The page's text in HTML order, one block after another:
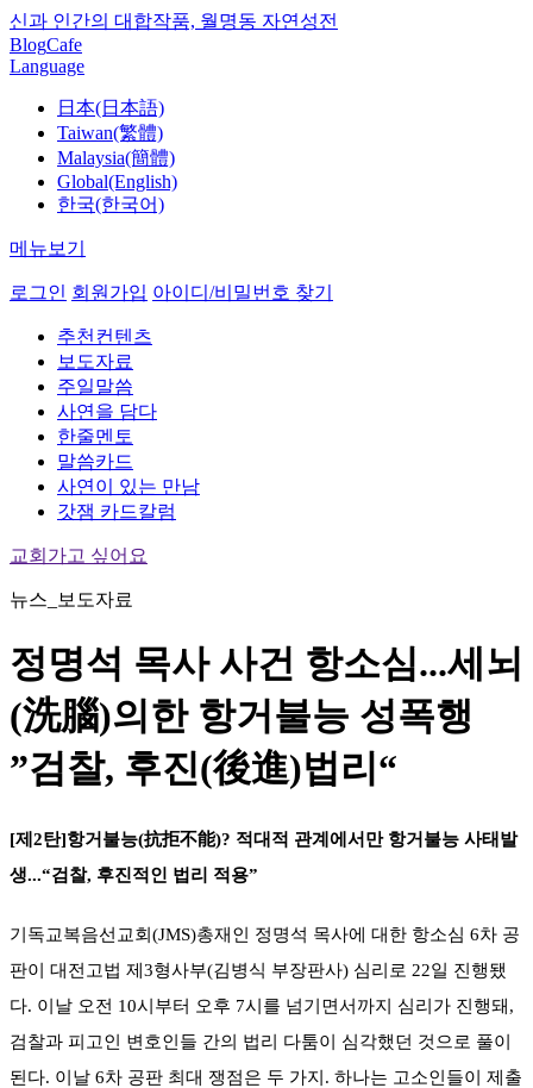
신과 인간의 대합작품, 월명동 자연성전
BlogCafe
Language
日本(日本語)
Taiwan(繁體)
Malaysia(簡體)
Global(English)
한국(한국어)
메뉴보기
로그인 회원가입 아이디/비밀번호 찾기
추천컨텐츠
보도자료
주일말씀
사연을 담다
한줄멘토
말씀카드
사연이 있는 만남
갓잼 카드칼럼
교회가고 싶어요
뉴스_보도자료
정명석 목사 사건 항소심...세뇌
(洗腦)의한 항거불능 성폭행
”검찰, 후진(後進)법리“
[제2탄]항거불능(抗拒不能)? 적대적 관계에서만 항거불능 사태발
생...“검찰, 후진적인 법리 적용”
기독교복음선교회(JMS)총재인 정명석 목사에 대한 항소심 6차 공
판이 대전고법 제3형사부(김병식 부장판사) 심리로 22일 진행됐
다. 이날 오전 10시부터 오후 7시를 넘기면서까지 심리가 진행돼,
검찰과 피고인 변호인들 간의 법리 다툼이 심각했던 것으로 풀이
된다. 이날 6차 공판 최대 쟁점은 두 가지. 하나는 고소인들이 제출